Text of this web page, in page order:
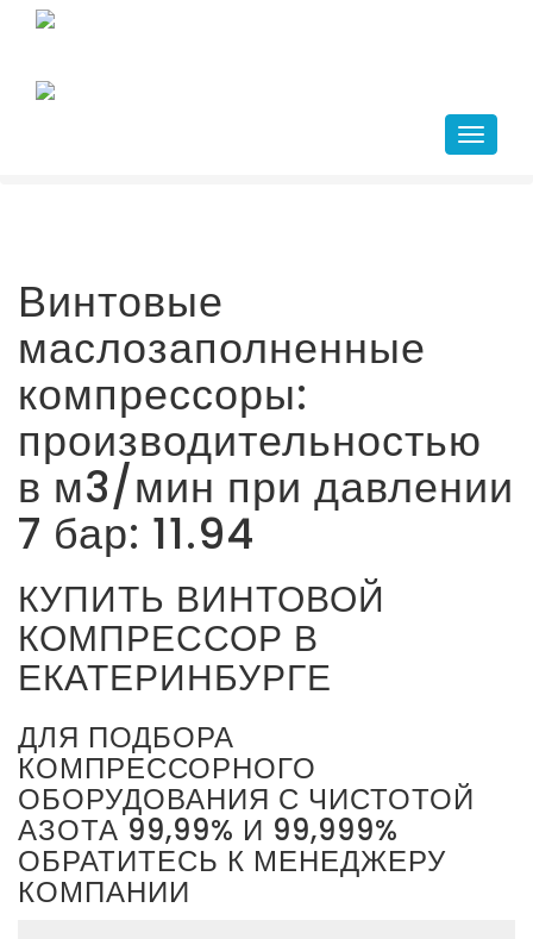
Каталог
Винтовые
маслозаполненные
компрессоры:
производительностью
в м3/мин при давлении
7 бар: 11.94
КУПИТЬ ВИНТОВОЙ
КОМПРЕССОР В
ЕКАТЕРИНБУРГЕ
ДЛЯ ПОДБОРА
КОМПРЕССОРНОГО
ОБОРУДОВАНИЯ С ЧИСТОТОЙ
АЗОТА 99,99% И 99,999%
ОБРАТИТЕСЬ К МЕНЕДЖЕРУ
КОМПАНИИ